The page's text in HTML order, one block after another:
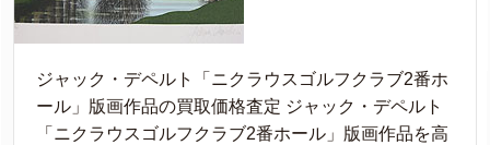
ジャック・デペルト「ニクラウスゴルフクラブ2番ホ
ール」版画作品の買取価格査定 ジャック・デペルト
「ニクラウスゴルフクラブ2番ホール」版画作品を高